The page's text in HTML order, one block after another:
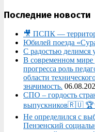
Последние новости
🎥 ПСПК —
Юбилей поезда
С радостью делимся
В современном мире
прогресса роль
области
значимость.
СПО – гордость
выпускников🇷🇺
Не определился с
Пензенский